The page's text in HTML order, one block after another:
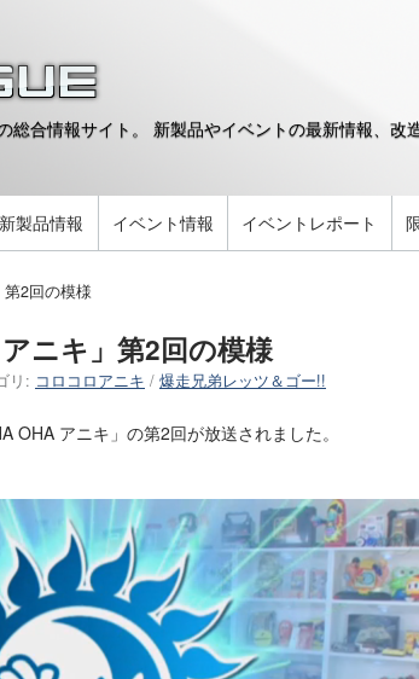
総合情報サイト。 新製品やイベントの最新情報、
新製品情報 イベント情報 イベントレポート
2回の模様
ニキ」第2回の模様
リ: コロコロアニキ / 爆走兄弟レッツ＆ゴー!!
OHA アニキ」の第2回が放送されました。